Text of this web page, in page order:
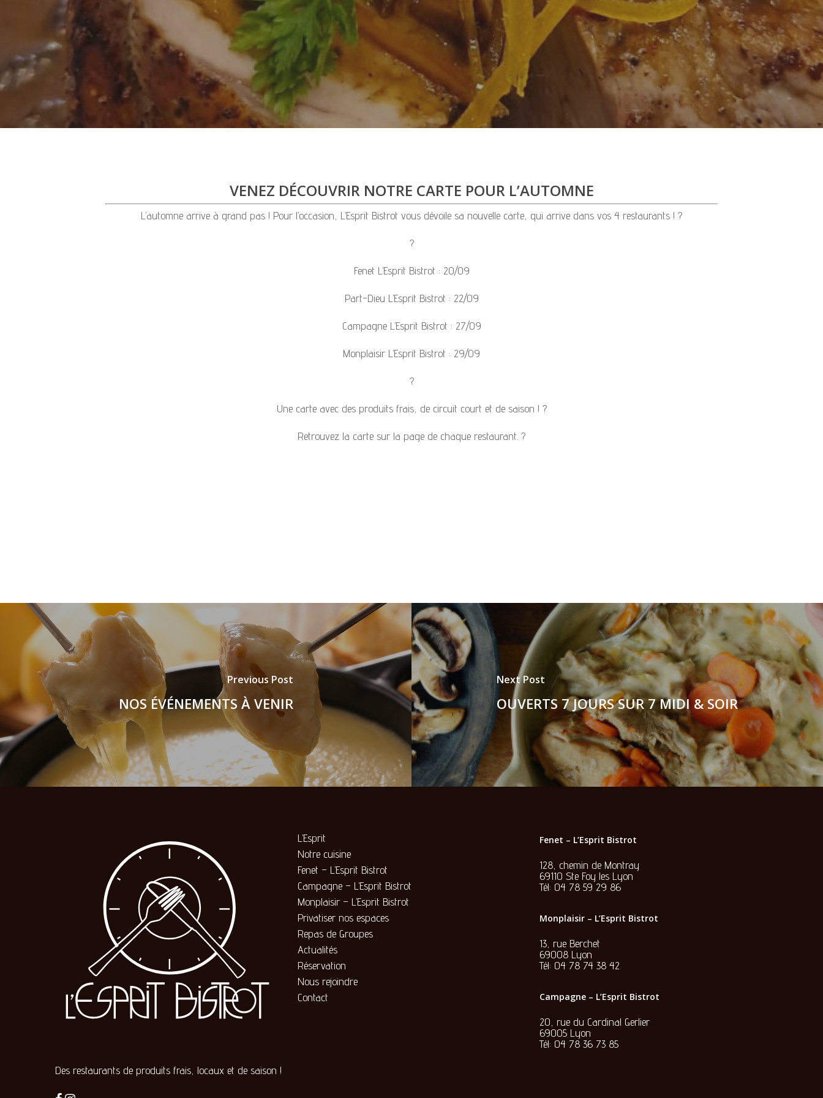
VENEZ DÉCOUVRIR NOTRE CARTE POUR L’AUTOMNE
L’automne arrive à grand pas ! Pour l’occasion, L’Esprit Bistrot vous dévoile sa nouvelle carte, qui arrive dans vos 4 restaurants ! ?
?️
Fenet L’Esprit Bistrot : 20/09
Part-Dieu L’Esprit Bistrot : 22/09
Campagne L’Esprit Bistrot : 27/09
Monplaisir L’Esprit Bistrot : 29/09
?️
Une carte avec des produits frais, de circuit court et de saison ! ?
Retrouvez la carte sur la page de chaque restaurant. ?️
Previous Post
NOS ÉVÉNEMENTS À VENIR
Next Post
OUVERTS 7 JOURS SUR 7 MIDI & SOIR
Des restaurants de produits frais, locaux et de saison !
L’Esprit
Notre cuisine
Fenet – L’Esprit Bistrot
Campagne – L’Esprit Bistrot
Monplaisir – L’Esprit Bistrot
Privatiser nos espaces
Repas de Groupes
Actualités
Réservation
Nous rejoindre
Contact
Fenet – L’Esprit Bistrot
128, chemin de Montray
69110 Ste Foy les Lyon
Tél: 04 78 59 29 86
Monplaisir – L’Esprit Bistrot
13, rue Berchet
69008 Lyon
Tél: 04 78 74 38 42
Campagne – L’Esprit Bistrot
20, rue du Cardinal Gerlier
69005 Lyon
Tél: 04 78 36 73 85